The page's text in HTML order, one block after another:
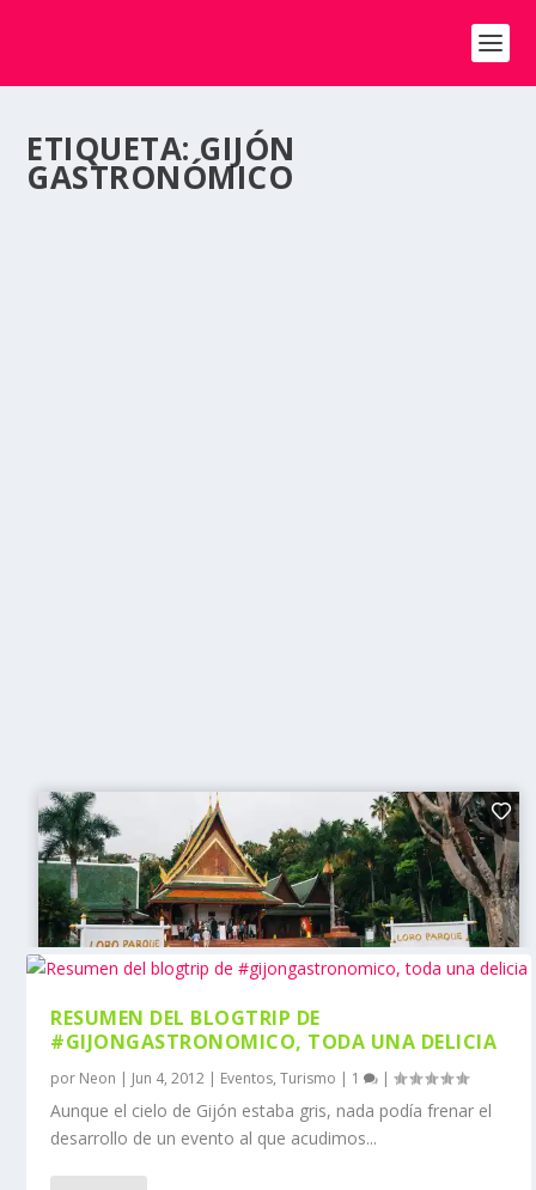
ETIQUETA:GIJÓN
GASTRONÓMICO
RESUMEN DEL BLOGTRIP DE
#GIJONGASTRONOMICO, TODA UNA DELICIA
por Neon | Jun 4, 2012 | Eventos,Turismo | 1 |
Aunque el cielo de Gijón estaba gris, nada podía frenar el
desarrollo de un evento al que acudimos...